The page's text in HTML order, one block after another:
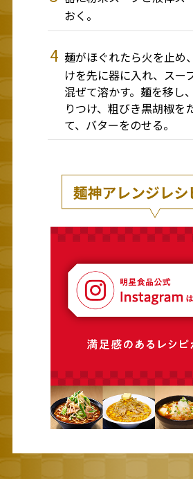
おく。
4 麺がほぐれたら火を止め
けを先に器に入れ、スー
混ぜて溶かす。麺を移し、
りつけ、粗びき黒胡椒を
て、バターをのせる。